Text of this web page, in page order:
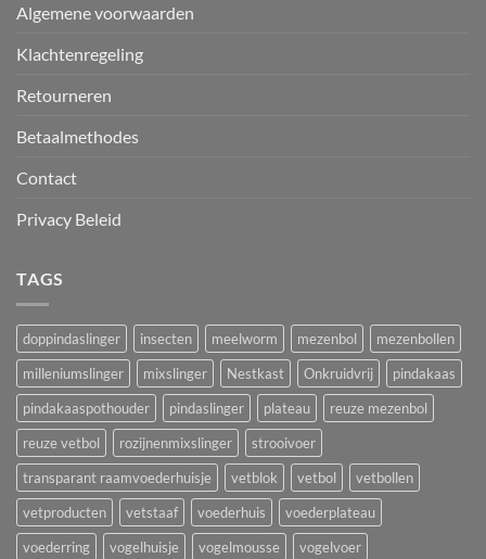
Algemene voorwaarden
Klachtenregeling
Retourneren
Betaalmethodes
Contact
Privacy Beleid
TAGS
doppindaslinger insecten meelworm mezenbol
mezenbollen
milleniumslinger
mixslinger Nestkast Onkruidvrij
pindakaas
pindakaaspothouder
pindaslinger plateau
reuze mezenbol
reuze vetbol
rozijnenmixslinger
strooivoer
transparant raamvoederhuisje
vetblok vetbol
vetbollen
vetproducten
vetstaaf voederhuis
voederplateau
voederring
vogelhuisje vogelmousse vogelvoer